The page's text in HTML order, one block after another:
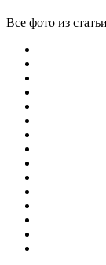
Все фото из статьи